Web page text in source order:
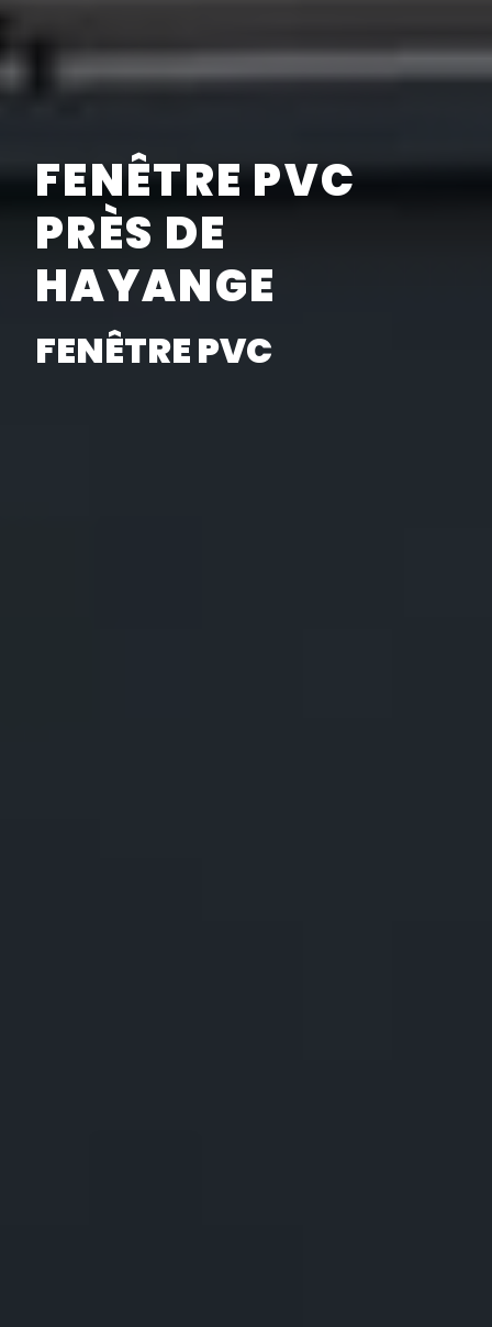
FENÊTRE PVC
PRÈS DE
HAYANGE
FENÊTRE PVC